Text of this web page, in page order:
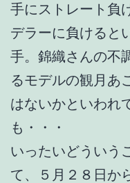
手にストレート負
デラーに負けると
手。錦織さんの不
るモデルの観月あ
はないかといわれ
も・・・
いったいどういう
て、５月２８日か